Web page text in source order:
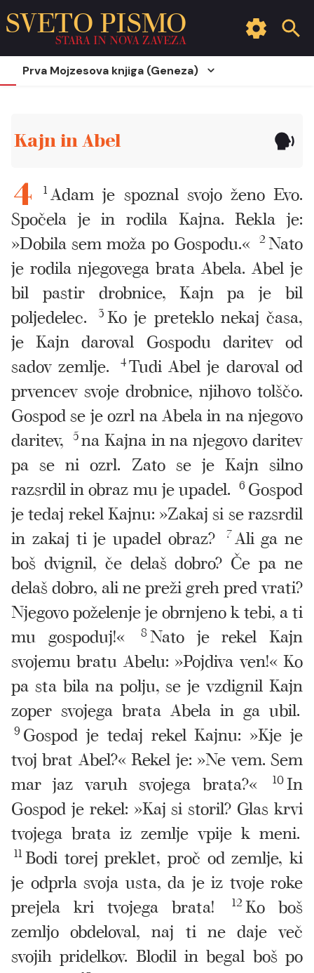
SVETO PISMO
STARA IN NOVA ZAVEZA
Prva Mojzesova knjiga (Geneza)
Kajn in Abel
4 1 Adam je spoznal svojo ženo Evo.
Spočela je in rodila Kajna. Rekla je:
»Dobila sem moža po Gospodu.« 2Nato
je rodila njegovega brata Abela. Abel je
bil pastir drobnice, Kajn pa je bil
poljedelec.
3 Ko je preteklo nekaj časa,
je Kajn daroval Gospodu daritev od
sadov zemlje.
4Tudi Abel je daroval od
prvencev svoje drobnice, njihovo tolščo.
Gospod se je ozrl na Abela in na njegovo
daritev, 5na Kajna in na njegovo daritev
pa se ni ozrl. Zato se je Kajn silno
razsrdil in obraz mu je upadel. 6 Gospod
je tedaj rekel Kajnu: »Zakaj si se razsrdil
in zakaj ti je upadel obraz?
7Ali ga ne
boš dvignil, če delaš dobro? Če pa ne
delaš dobro, ali ne preži greh pred vrati?
Njegovo poželenje je obrnjeno k tebi, a ti
mu gospoduj!«
8 Nato je rekel Kajn
svojemu bratu Abelu: »Pojdiva ven!« Ko
pa sta bila na polju, se je vzdignil Kajn
zoper svojega brata Abela in ga ubil.
9 Gospod je tedaj rekel Kajnu: »Kje je
tvoj brat Abel?« Rekel je: »Ne vem. Sem
mar jaz varuh svojega brata?«
10In
Gospod je rekel: »Kaj si storil? Glas krvi
tvojega brata iz zemlje vpije k meni.
11 Bodi torej preklet, proč od zemlje, ki
je odprla svoja usta, da je iz tvoje roke
prejela kri tvojega brata!
12Ko boš
zemljo obdeloval, naj ti ne daje več
svojih pridelkov. Blodil in begal boš po